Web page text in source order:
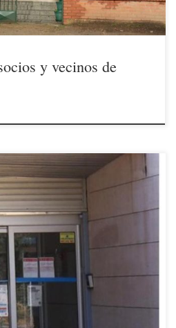
y vecinos de
y hasta el 14 de este mismo
permanecerá cerrado en
perimetral de la Comunidad de
En rigor el cierre es de solo tres